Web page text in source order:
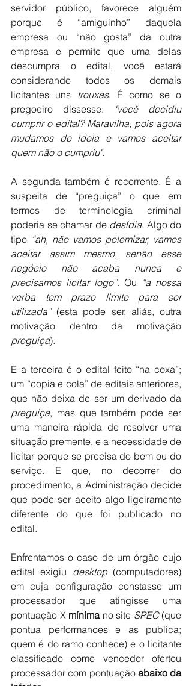
servidor público, favorece alguém
porque é “amiguinho” daquela
empresa ou “não gosta” da outra
empresa e permite que uma delas
descumpra o edital, você estará
considerando todos os demais
licitantes uns trouxas. É como se o
pregoeiro dissesse:
"você decidiu
cumprir o edital? Maravilha, pois agora
mudamos de ideia e vamos aceitar
quem não o cumpriu".
A segunda também é recorrente. É a
suspeita de “preguiça” o que em
termos de terminologia criminal
poderia se chamar de desídia. Algo do
tipo “ah, não vamos polemizar, vamos
aceitar assim mesmo, senão esse
negócio não acaba nunca e
precisamos licitar logo”. Ou “a nossa
verba tem prazo limite para ser
utilizada” (esta pode ser, aliás, outra
preguiça).
E a terceira é o edital feito “na coxa”;
um “copia e cola” de editais anteriores,
preguiça, mas que também pode ser
uma maneira rápida de resolver uma
situação premente, e a necessidade de
licitar porque se precisa do bem ou do
serviço. E que, no decorrer do
procedimento, a Administração decide
que pode ser aceito algo ligeiramente
diferente do que foi publicado no
edital.
Enfrentamos o caso de um órgão cujo
edital exigiu desktop (computadores)
em cuja configuração constasse um
processador que atingisse uma
pontuação X mínima no site SPEC (que
pontua performances e as publica;
quem é do ramo conhece) e o licitante
classificado como vencedor ofertou
processador com pontuação abaixo da